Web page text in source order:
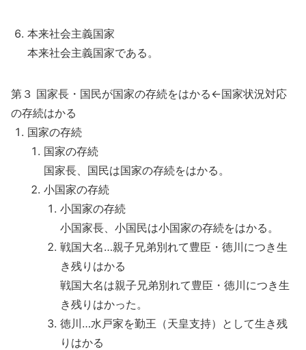
本来社会主義国家
本来社会主義国家である。
第３ 国家長・国民が国家の存続をはかる←国家状況対応
の存続はかる
国家の存続
国家の存続
国家長、国民は国家の存続をはかる。
小国家の存続
小国家の存続
小国家長、小国民は小国家の存続をはかる。
戦国大名…親子兄弟別れて豊臣・徳川につき生
き残りはかる
戦国大名は親子兄弟別れて豊臣・徳川につき生
き残りはかった。
徳川…水戸家を勤王（天皇支持）として生き残
りはかる